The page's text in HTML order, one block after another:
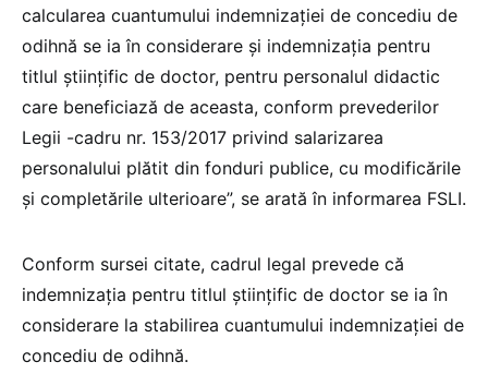
calcularea cuantumului indemnizației de concediu de
odihnă se ia în considerare și indemnizația pentru
titlul științific de doctor, pentru personalul didactic
care beneficiază de aceasta, conform prevederilor
Legii -cadru nr. 153/2017 privind salarizarea
personalului plătit din fonduri publice, cu modificările
și completările ulterioare”, se arată în informarea FSLI.
Conform sursei citate, cadrul legal prevede că
indemnizația pentru titlul științific de doctor se ia în
considerare la stabilirea cuantumului indemnizației de
concediu de odihnă.